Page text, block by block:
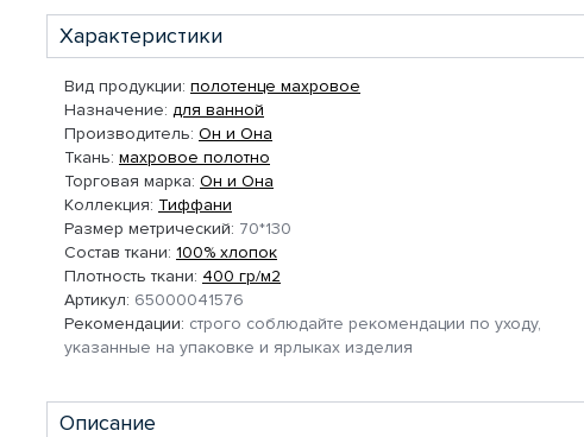
Характеристики
Вид продукции: полотенце махровое
Назначение: для ванной
Производитель: Он и Она
Ткань: махровое полотно
Торговая марка: Он и Она
Коллекция: Тиффани
Размер метрический: 70*130
Состав ткани: 100% хлопок
Плотность ткани: 400 гр/м2
Артикул: 65000041576
Рекомендации: строго соблюдайте рекомендации по уходу,
указанные на упаковке и ярлыках изделия
Описание